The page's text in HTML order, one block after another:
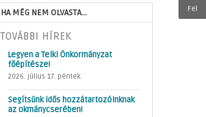
HA MÉG NEM OLVASTA...
TOVÁBBI HÍREK
Legyen a Telki Önkormányzat
főépítésze!
2026. július 17. péntek
Segítsünk idős hozzátartozóinknak
az okmánycserében!
Fel